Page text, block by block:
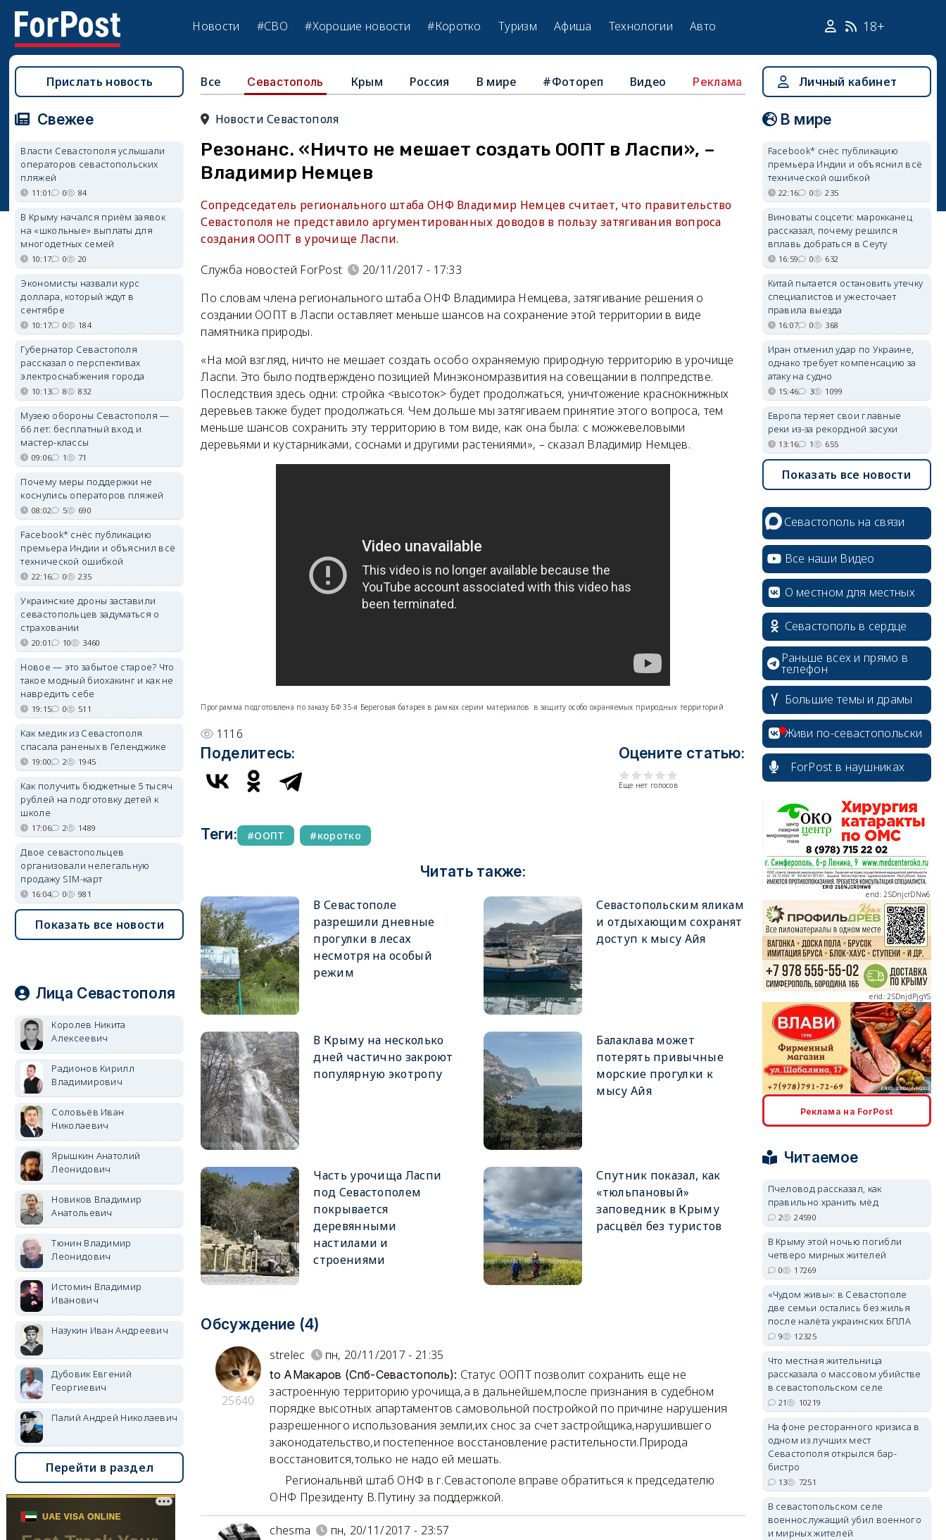
Новости #СВО #Хорошие новости #Коротко Туризм Афиша Технологии Авто 18+
Все Севастополь Крым Россия В мире #Фотореп Видео Реклама
Новости Севастополя
Резонанс. «Ничто не мешает создать ООПТ в Ласпи», –
Владимир Немцев
Сопредседатель регионального штаба ОНФ Владимир Немцев считает, что правительство
Севастополя не представило аргументированных доводов в пользу затягивания вопроса
создания ООПТ в урочище Ласпи.
Служба новостей ForPost
20/11/2017 - 17:33
По словам члена регионального штаба ОНФ Владимира Немцева, затягивание решения о
создании ООПТ в Ласпи оставляет меньше шансов на сохранение этой территории в виде
памятника природы.
«На мой взгляд, ничто не мешает создать особо охраняемую природную территорию в урочище
Ласпи. Это было подтверждено позицией Минэкономразвития на совещании в полпредстве.
Последствия здесь одни: стройка <высоток> будет продолжаться, уничтожение краснокнижных
деревьев также будет продолжаться. Чем дольше мы затягиваем принятие этого вопроса, тем
меньше шансов сохранить эту территорию в том виде, как она была: с можжевеловыми
деревьями и кустарниками, соснами и другими растениями», – сказал Владимир Немцев.
Программа подготовлена по заказу БФ 35-я Береговая батарея в рамках серии материалов в защиту особо охраняемых природных территорий
1116
Поделитесь: Оцените статью:
Еще нет голосов
Теги: ООПТ коротко
Читать также:
В Севастополе
разрешили дневные
прогулки в лесах
несмотря на особый
режим
Севастопольским яликам
и отдыхающим сохранят
доступ к мысу Айя
В Крыму на несколько
дней частично закроют
популярную экотропу
Балаклава может
потерять привычные
морские прогулки к
мысу Айя
Часть урочища Ласпи
под Севастополем
покрывается
деревянными
настилами и
строениями
Спутник показал, как
«тюльпановый»
заповедник в Крыму
расцвёл без туристов
Обсуждение (4)
25640
strelec пн, 20/11/2017 - 21:35
to АМакаров (Спб-Севастополь): Статус ООПТ позволит сохранить еще не
застроенную территорию урочища,а в дальнейшем,после признания в судебном
порядке высотных апартаментов самовольной постройкой по причине нарушения
разрешенного использования земли,их снос за счет застройщика,нарушившего
законодательство,и постепенное восстановление растительности.Природа
восстановится,только не надо ей мешать.
Региональнвй штаб ОНФ в г.Севастополе вправе обратиться к председателю
ОНФ Президенту В.Путину за поддержкой.
chesma
пн, 20/11/2017 - 23:57
Прислать новость
Свежее
Власти Севастополя услышали
операторов севастопольских
пляжей
11:01 0 84
В Крыму начался приём заявок
на «школьные» выплаты для
многодетных семей
10:17 0 20
Экономисты назвали курс
доллара, который ждут в
сентябре
10:17 0 184
Губернатор Севастополя
рассказал о перспективах
электроснабжения города
10:13 8 832
Музею обороны Севастополя —
66 лет: бесплатный вход и
мастер-классы
09:06 1 71
Почему меры поддержки не
коснулись операторов пляжей
08:02 5 690
Facebook* снёс публикацию
премьера Индии и объяснил всё
технической ошибкой
22:16 0 235
Украинские дроны заставили
севастопольцев задуматься о
страховании
20:01 10 3460
Новое — это забытое старое? Что
такое модный биохакинг и как не
навредить себе
19:15 0 511
Как медик из Севастополя
спасала раненых в Геленджике
19:00 2 1945
Как получить бюджетные 5 тысяч
рублей на подготовку детей к
школе
17:06 2 1489
Двое севастопольцев
организовали нелегальную
продажу SIM-карт
16:04 0 981
Показать все новости
Лица Севастополя
Королев Никита
Алексеевич
Радионов Кирилл
Владимирович
Соловьёв Иван
Николаевич
Ярышкин Анатолий
Леонидович
Новиков Владимир
Анатольевич
Тюнин Владимир
Леонидович
Истомин Владимир
Иванович
Назукин Иван Андреевич
Дубовик Евгений
Георгиевич
Палий Андрей Николаевич
Перейти в раздел
Личный кабинет
В мире
Facebook* снёс публикацию
премьера Индии и объяснил всё
технической ошибкой
22:16 0 235
Виноваты соцсети: марокканец
рассказал, почему решился
вплавь добраться в Сеуту
16:59 0 632
Китай пытается остановить утечку
специалистов и ужесточает
правила выезда
16:07 0 368
Иран отменил удар по Украине,
однако требует компенсацию за
атаку на судно
15:46 3 1099
Европа теряет свои главные
реки из-за рекордной засухи
13:16 1 655
Показать все новости
Севастополь на связи
Все наши Видео
О местном для местных
Севастополь в сердце
Раньше всех и прямо в
телефон
Большие темы и драмы
Живи по-севастопольски
ForPost в наушниках
erid: 2SDnjcrDNw6
erid: 2SDnjdPjgYS
erid: 2SDnjdvhGXG
erid: 2SDnjcrDNw6
erid: 2SDnjdPjgYS
erid: 2SDnjdvhGXG
Реклама на ForPost
Читаемое
Пчеловод рассказал, как
правильно хранить мёд
2 24590
В Крыму этой ночью погибли
четверо мирных жителей
0 17269
«Чудом живы»: в Севастополе
две семьи остались без жилья
после налёта украинских БПЛА
9 12325
Что местная жительница
рассказала о массовом убийстве
в севастопольском селе
21 10219
На фоне ресторанного кризиса в
одном из лучших мест
Севастополя открылся бар-
бистро
13 7251
В севастопольском селе
военнослужащий убил военного
и мирных жителей